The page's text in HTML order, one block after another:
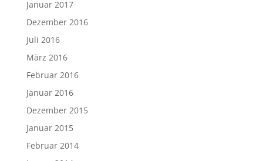
Januar 2017
Dezember 2016
Juli 2016
März 2016
Februar 2016
Januar 2016
Dezember 2015
Januar 2015
Februar 2014